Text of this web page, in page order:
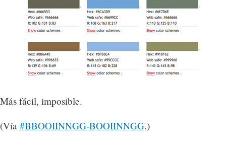
Más fácil, imposible.
(Vía #BBOOIINNGG-BOOIINNGG.)